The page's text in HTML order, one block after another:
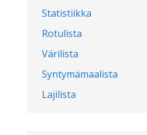
Statistiikka
Rotulista
Värilista
Syntymämaalista
Lajilista